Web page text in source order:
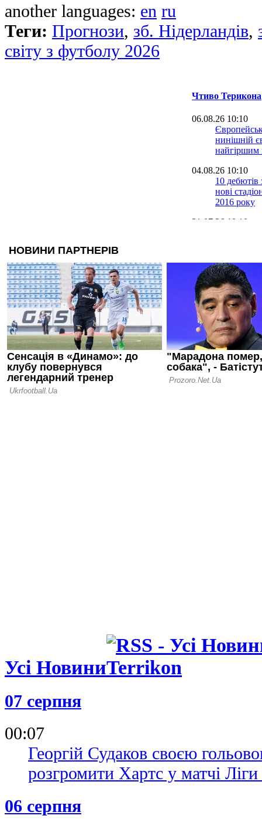
another languages: en ru
Теги: Прогнози, зб. Нідерландів,
світу з футболу 2026
Чтиво Терикона
06.08.26 10:10
нинішній
найгіршим
04.08.26 10:10
10 дебютів
нові
2016 року
31.07.26 10:10
30.07.26 10:10
УПЛ
28.07.26 10:10
за Клоппом
Усі Новини
07 серпня
00:07
Георгій Судаков своєю
розгромити Хартс у матчі
06 серпня